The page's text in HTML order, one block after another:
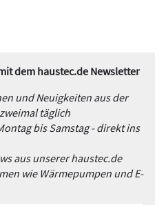
dem haustec.de Newsletter
und Neuigkeiten aus der
täglich
bis Samstag - direkt ins
aus unserer haustec.de
wie Wärmepumpen und E-